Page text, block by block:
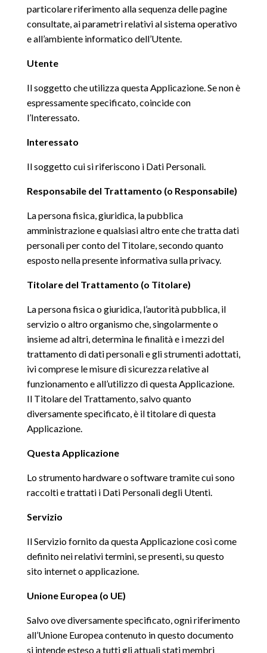
particolare riferimento alla sequenza delle pagine
consultate, ai parametri relativi al sistema operativo
e all’ambiente informatico dell’Utente.
Utente
Il soggetto che utilizza questa Applicazione. Se non è
espressamente specificato, coincide con
l’Interessato.
Interessato
Il soggetto cui si riferiscono i Dati Personali.
Responsabile del Trattamento (o Responsabile)
La persona fisica, giuridica, la pubblica
amministrazione e qualsiasi altro ente che tratta dati
personali per conto del Titolare, secondo quanto
esposto nella presente informativa sulla privacy.
Titolare del Trattamento (o Titolare)
La persona fisica o giuridica, l’autorità pubblica, il
servizio o altro organismo che, singolarmente o
insieme ad altri, determina le finalità e i mezzi del
trattamento di dati personali e gli strumenti adottati,
ivi comprese le misure di sicurezza relative al
funzionamento e all’utilizzo di questa Applicazione.
Il Titolare del Trattamento, salvo quanto
diversamente specificato, è il titolare di questa
Applicazione.
Questa Applicazione
Lo strumento hardware o software tramite cui sono
raccolti e trattati i Dati Personali degli Utenti.
Servizio
Il Servizio fornito da questa Applicazione così come
definito nei relativi termini, se presenti, su questo
sito internet o applicazione.
Unione Europea (o UE)
Salvo ove diversamente specificato, ogni riferimento
all’Unione Europea contenuto in questo documento
si intende esteso a tutti gli attuali stati membri